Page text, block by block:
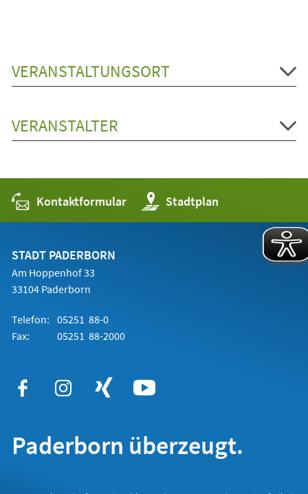
VERANSTALTUNGSORT
VERANSTALTER
Kontaktformular Stadtplan
(Öffnet
in
einem
STADT PADERBORN
Am Hoppenhof 33
33104 Paderborn
Telefon: 05251 88-0
Fax:
05251 88-2000
Paderborn überzeugt.